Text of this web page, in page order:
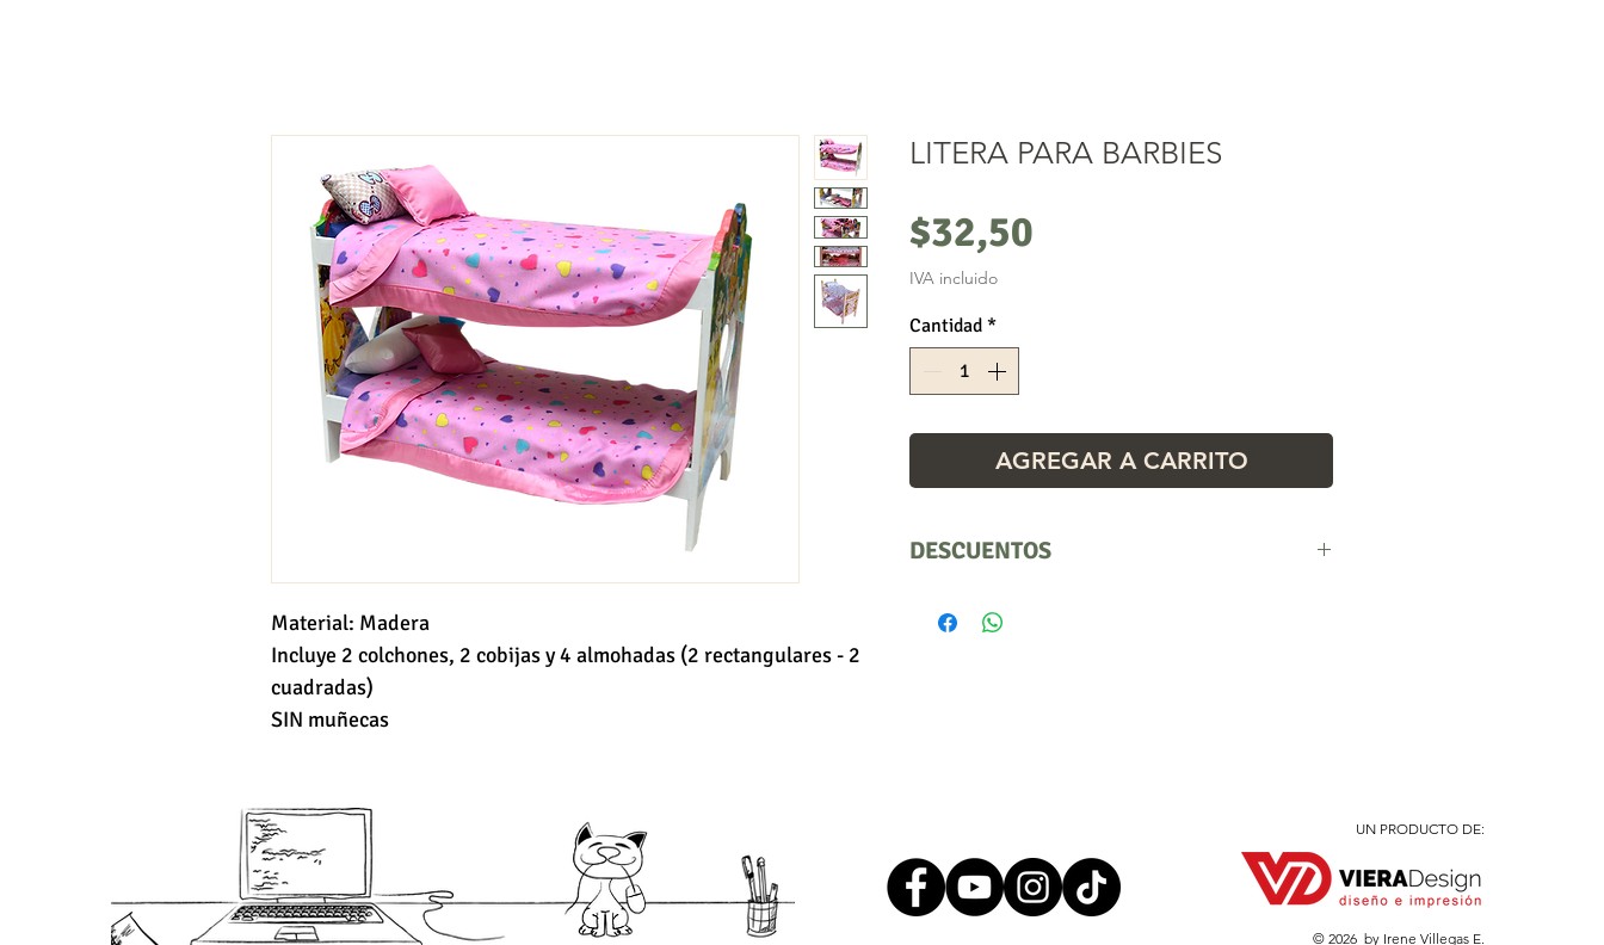
Material: Madera
Incluye 2 colchones, 2 cobijas y 4 almohadas (2 rectangulares - 2
cuadradas)
SIN muñecas
LITERA PARA BARBIES
$32,50
IVA incluido
Cantidad *
AGREGAR A CARRITO
DESCUENTOS
Precio Unitario
UN PRODUCTO DE:
© 2026by Irene Villegas E.